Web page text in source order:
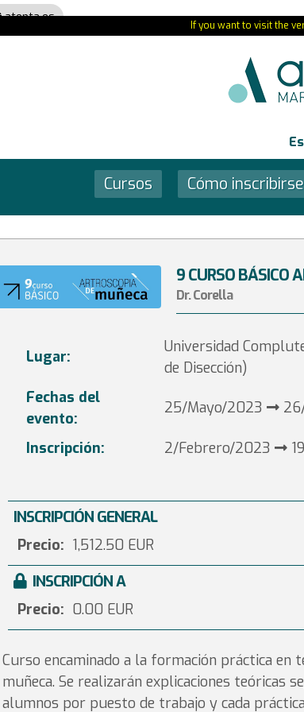
atenta.es
Cursos Cómo inscribirse
9 CURSO BÁSICO
Dr. Corella
Lugar:
Universidad
de Disección)
Fechas del
evento:
25/Mayo/2023
Inscripción: 2/Febrero/2023
INSCRIPCIÓN GENERAL
Precio: 1,512.50 EUR
INSCRIPCIÓN A
Precio: 0.00 EUR
Curso encaminado a la formación práctica en
muñeca. Se realizarán explicaciones teóricas
alumnos por puesto de trabajo y cada
If you want to visit the